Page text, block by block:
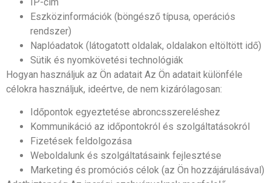
Eszközinformációk (böngésző típusa, operációs
rendszer)
Naplóadatok (látogatott oldalak, oldalakon eltöltött idő)
Sütik és nyomkövetési technológiák
Hogyan használjuk az Ön adatait Az Ön adatait különféle
célokra használjuk, ideértve, de nem kizárólagosan:
Időpontok egyeztetése abroncsszereléshez
Kommunikáció az időpontokról és szolgáltatásokról
Fizetések feldolgozása
Weboldalunk és szolgáltatásaink fejlesztése
Marketing és promóciós célok (az Ön hozzájárulásával)